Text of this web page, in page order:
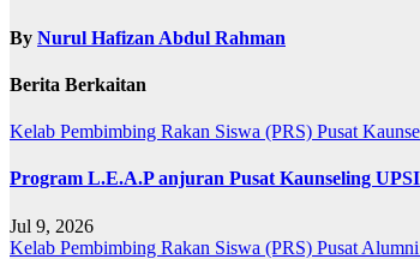
By Nurul Hafizan Abdul Rahman
Berita Berkaitan
Kelab Pembimbing Rakan Siswa (PRS) Pusat
Program L.E.A.P anjuran Pusat Kaunseling
Jul 9, 2026
Kelab Pembimbing Rakan Siswa (PRS) Pusat Alumni